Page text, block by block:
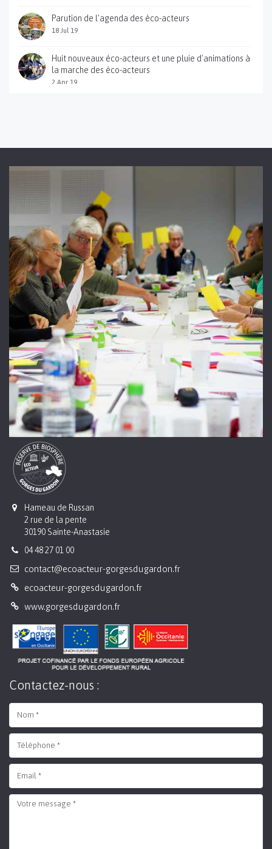
Parution de l'agenda des éco-acteurs
18 Jul 19
Huit nouveaux éco-acteurs et une pluie d'animations à
la marche des éco-acteurs
2 Apr 19
Hameau de Russan
2 rue de la pente
30190 Sainte-Anastasie
04 48 27 01 00
contact@ecoacteur-gorgesdugardon.fr
ecoacteur-gorgesdugardon.fr
www.gorgesdugardon.fr
Contactez-nous :